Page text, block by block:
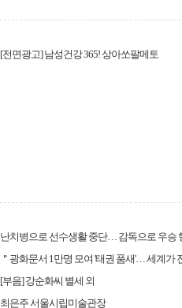
[전면광고] 남성건강 365! 상아쏘팔메토
난치병으로 선수생활 중단… 감독으로 우승
＂광화문서 1만명 모여 '태권 품새'… 세계가
[부음] 강순화씨 별세 외
최은주 서울시립미술관장